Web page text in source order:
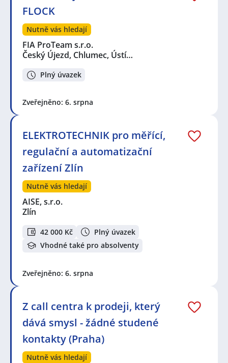
FLOCK
Nutně vás hledají
FIA ProTeam s.r.o.
Český Újezd, Chlumec, Ústí…
Plný úvazek
Zveřejněno: 6. srpna
ELEKTROTECHNIK pro měřící,
regulační a automatizační
zařízení Zlín
Nutně vás hledají
AISE, s.r.o.
Zlín
42 000 Kč
Plný úvazek
Vhodné také pro absolventy
Zveřejněno: 6. srpna
Z call centra k prodeji, který
dává smysl - žádné studené
kontakty (Praha)
Nutně vás hledají